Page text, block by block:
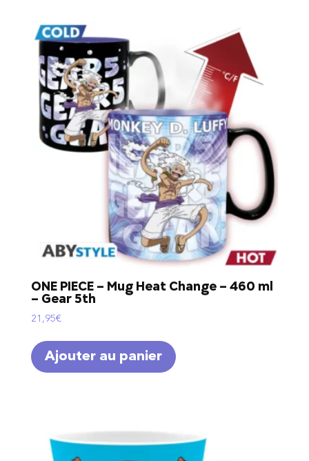
ONE PIECE – Mug Heat Change – 460 ml
– Gear 5th
21,95€
Ajouter au panier